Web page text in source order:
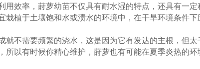
用效率，莳萝幼苗不仅具有耐水湿的特点，还具有一
栽植于土壤饱和水或渍水的环境中，在干旱环境条件
就不需要频繁的浇水，这是因为它有发达的主根，但
所以有时候你精心维护，莳萝也有可能在夏季炎热的环